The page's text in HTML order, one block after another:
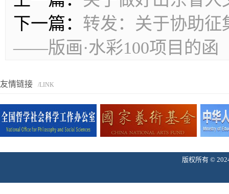
下一篇： 转发：关于协助征
——版画·水彩100项目的函
友情链接 /LINK
版权所有 ©